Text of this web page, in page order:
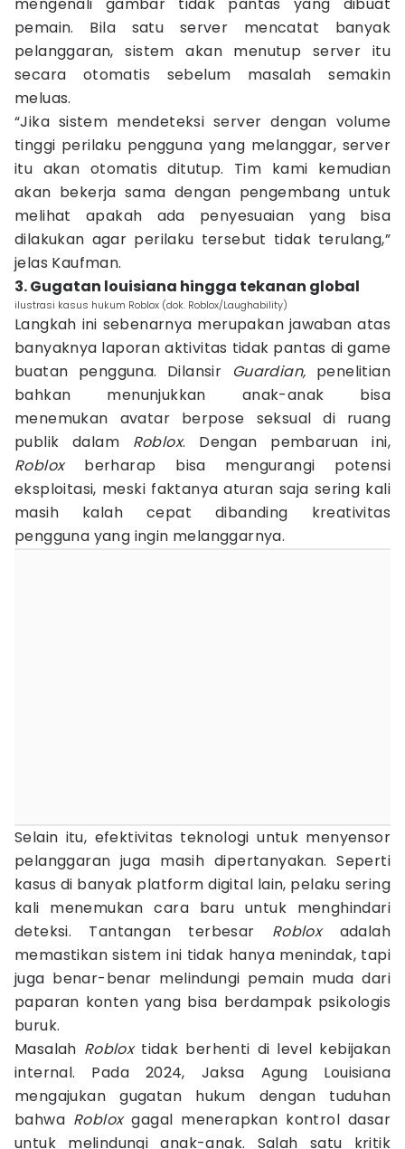
pemain. Bila satu server mencatat banyak
pelanggaran, sistem akan menutup server itu
secara otomatis sebelum masalah semakin
meluas.
“Jika sistem mendeteksi server dengan volume
tinggi perilaku pengguna yang melanggar, server
itu akan otomatis ditutup. Tim kami kemudian
akan bekerja sama dengan pengembang untuk
melihat apakah ada penyesuaian yang bisa
dilakukan agar perilaku tersebut tidak terulang,”
jelas Kaufman.
3. Gugatan louisiana hingga tekanan global
ilustrasi kasus hukum Roblox (dok. Roblox/Laughability)
Langkah ini sebenarnya merupakan jawaban atas
banyaknya laporan aktivitas tidak pantas di game
buatan pengguna. Dilansir Guardian, penelitian
bahkan menunjukkan anak-anak bisa
menemukan avatar berpose seksual di ruang
publik dalam Roblox. Dengan pembaruan ini,
Robloxberharap bisa mengurangi potensi
eksploitasi, meski faktanya aturan saja sering kali
masih kalah cepat dibanding kreativitas
pengguna yang ingin melanggarnya.
Selain itu, efektivitas teknologi untuk menyensor
pelanggaran juga masih dipertanyakan. Seperti
kasus di banyak platform digital lain, pelaku sering
kali menemukan cara baru untuk menghindari
deteksi. Tantangan terbesar Robloxadalah
memastikan sistem ini tidak hanya menindak, tapi
juga benar-benar melindungi pemain muda dari
paparan konten yang bisa berdampak psikologis
buruk.
Masalah Robloxtidak berhenti di level kebijakan
internal. Pada 2024, Jaksa Agung Louisiana
mengajukan gugatan hukum dengan tuduhan
bahwa Robloxgagal menerapkan kontrol dasar
untuk melindungi anak-anak. Salah satu kritik